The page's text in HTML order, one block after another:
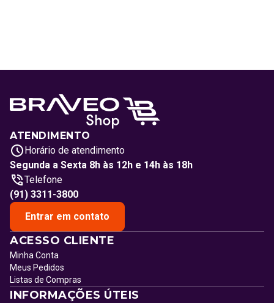
ATENDIMENTO
Horário de atendimento
Segunda a Sexta 8h às 12h e 14h às 18h
Telefone
(91) 3311-3800
Entrar em contato
ACESSO CLIENTE
Minha Conta
Meus Pedidos
Listas de Compras
INFORMAÇÕES ÚTEIS